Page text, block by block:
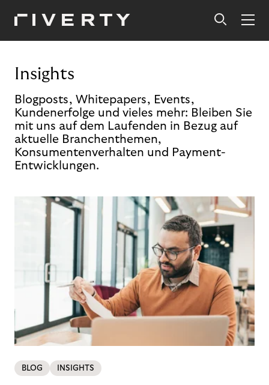
Insights
Blogposts, Whitepapers, Events,
Kundenerfolge und vieles mehr: Bleiben Sie
mit uns auf dem Laufenden in Bezug auf
aktuelle Branchenthemen,
Konsumentenverhalten und Payment-
Entwicklungen.
BLOG INSIGHTS